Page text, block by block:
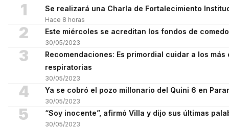
1 Se realizará una Charla de Fortalecimiento
Hace 8 horas
2 Este miércoles se acreditan los fondos de
30/05/2023
3
Recomendaciones: Es primordial cuidar a los
respiratorias
30/05/2023
4 Ya se cobró el pozo millonario del Quini 6 en
30/05/2023
5 “Soy inocente”, afirmó Villa y dijo sus últimas
30/05/2023